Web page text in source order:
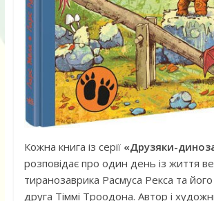
Кожна книга із серії «Друзяки-
розповідає про один день із життя
тиранозаврика Расмуса Рекса та
друга Тіммі Троодона. Автор і